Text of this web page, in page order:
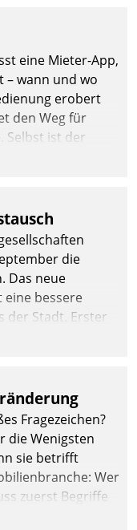
eine Mieter-App,
– wann und wo
erobert
den Weg für
Selbst ist der
die
Das neue
bessere
der Stadt. Erster
API-Hub mit
Fragezeichen?
die Wenigsten
sie betrifft
Wer
zuerst Begriffe
Optimierung: